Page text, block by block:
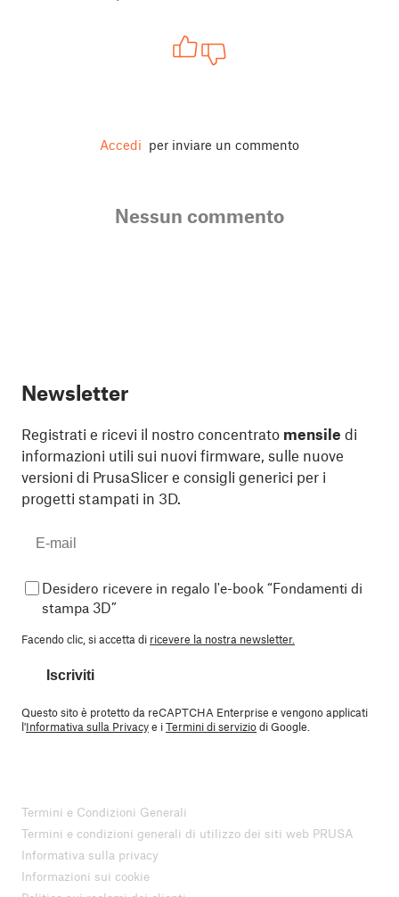
Accedi per inviare un commento
Nessun commento
Newsletter
Registrati e ricevi il nostro concentrato mensile di
informazioni utili sui nuovi firmware, sulle nuove
versioni di PrusaSlicer e consigli generici per i
progetti stampati in 3D.
Desidero ricevere in regalo l'e-book “Fondamenti di
stampa 3D”
Facendo clic, si accetta di ricevere la nostra newsletter.
Iscriviti
Questo sito è protetto da reCAPTCHA Enterprise e vengono applicati
l'Informativa sulla Privacye iTermini di serviziodi Google.
Termini e Condizioni Generali
Termini e condizioni generali di utilizzo dei siti web PRUSA
Informativa sulla privacy
Informazioni sui cookie